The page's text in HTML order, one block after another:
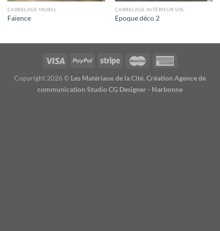
CARRELAGE MURAL
Faïence
CARRELAGE INTÉRIEUR SOL
Epoque déco 2
Copyright 2026 © Les Matériaux de la Cité. Création Agence de
communication Studio CG Designer - Narbonne